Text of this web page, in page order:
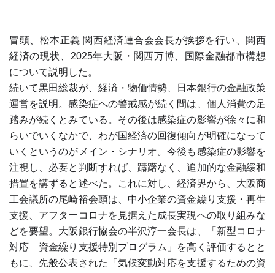
冒頭、松本正義 関西経済連合会会長が挨拶を行い、関西
経済の現状、2025年大阪・関西万博、国際金融都市構想
について説明した。
続いて黒田総裁が、経済・物価情勢、日本銀行の金融政策
運営を説明。感染症への警戒感が続く間は、個人消費の足
踏みが続くとみている。その後は感染症の影響が徐々に和
らいでいくなかで、わが国経済の回復傾向が明確になって
いくというのがメイン・シナリオ。今後も感染症の影響を
注視し、必要と判断すれば、躊躇なく、追加的な金融緩和
措置を講ずると述べた。これに対し、経済界から、大阪商
工会議所の尾崎裕会頭は、中小企業の資金繰り支援・再生
支援、アフターコロナを見据えた成長実現への取り組みな
どを要望。大阪銀行協会の半沢淳一会長は、「新型コロナ
対応 資金繰り支援特別プログラム」を高く評価するとと
もに、先般公表された「気候変動対応を支援するための資